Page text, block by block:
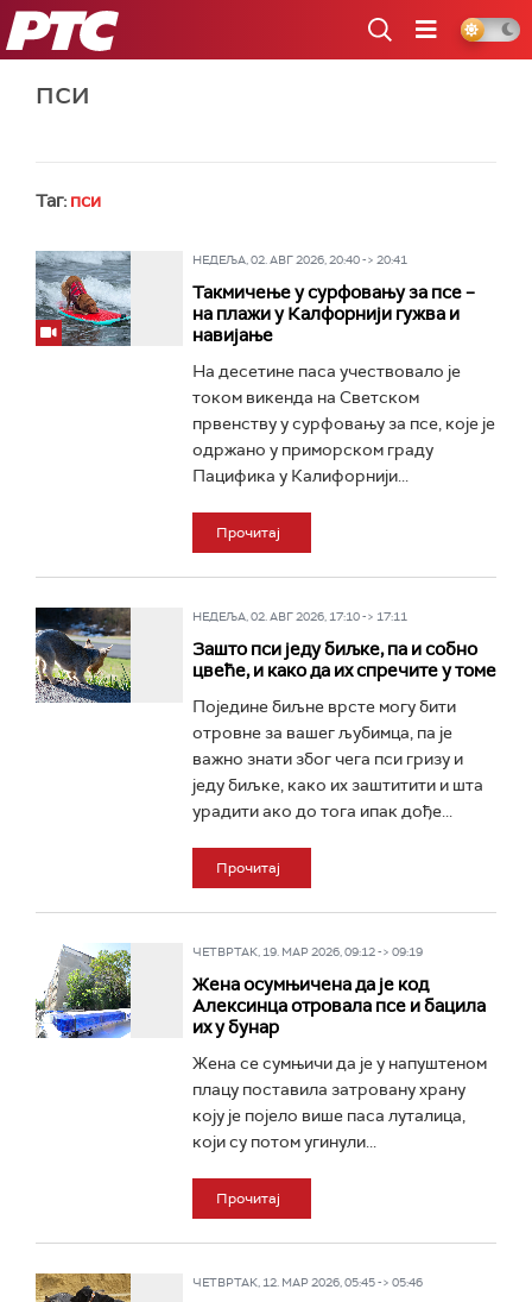
РТС
пси
Таг: пси
НЕДЕЉА, 02. АВГ 2026, 20:40 -> 20:41
Такмичење у сурфовању за псе –
на плажи у Калфорнији гужва и
навијање
На десетине паса учествовало је
током викенда на Светском
првенству у сурфовању за псе, које је
одржано у приморском граду
Пацифика у Калифорнији...
Прочитај
НЕДЕЉА, 02. АВГ 2026, 17:10 -> 17:11
Зашто пси једу биљке, па и собно
цвеће, и како да их спречите у томе
Поједине биљне врсте могу бити
отровне за вашег љубимца, па је
важно знати због чега пси гризу и
једу биљке, како их заштитити и шта
урадити ако до тога ипак дође...
Прочитај
ЧЕТВРТАК, 19. МАР 2026, 09:12 -> 09:19
Жена осумњичена да је код
Алексинца отровала псе и бацила
их у бунар
Жена се сумњичи да је у напуштеном
плацу поставила затровану храну
коју је појело више паса луталица,
који су потом угинули...
Прочитај
ЧЕТВРТАК, 12. МАР 2026, 05:45 -> 05:46